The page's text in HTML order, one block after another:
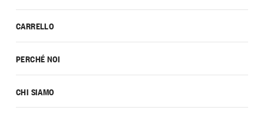
CARRELLO
PERCHÉ NOI
CHI SIAMO